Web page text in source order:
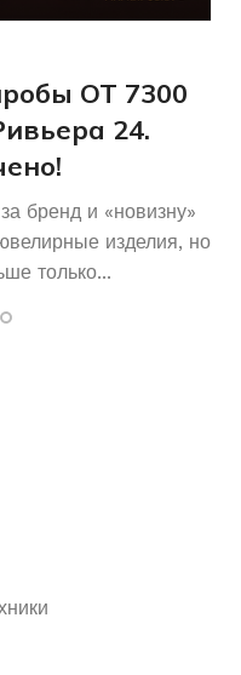
ОТ 7300
24.
бренд и «новизну»
изделия, но
только...